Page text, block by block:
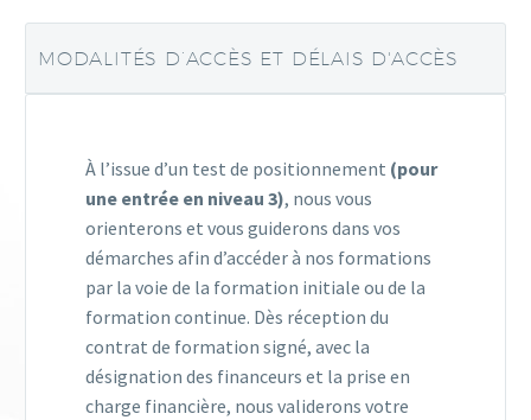
MODALITÉS D’ACCÈS ET DÉLAIS D'ACCÈS
À l’issue d’un test de positionnement (pour
une entrée en niveau 3), nous vous
orienterons et vous guiderons dans vos
démarches afin d’accéder à nos formations
par la voie de la formation initiale ou de la
formation continue. Dès réception du
contrat de formation signé, avec la
désignation des financeurs et la prise en
charge financière, nous validerons votre